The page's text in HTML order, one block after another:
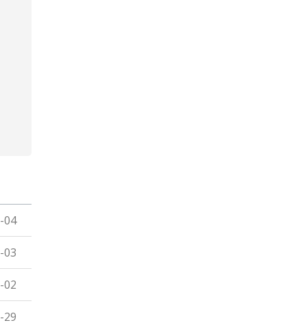
04
03
02
29